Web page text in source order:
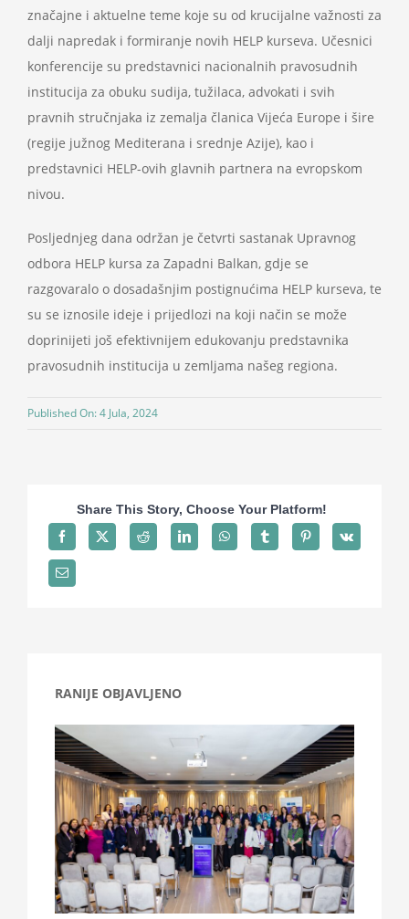
značajne i aktuelne teme koje su od krucijalne važnosti za
dalji napredak i formiranje novih HELP kurseva. Učesnici
konferencije su predstavnici nacionalnih pravosudnih
institucija za obuku sudija, tužilaca, advokati i svih
pravnih stručnjaka iz zemalja članica Vijeća Europe i šire
(regije južnog Mediterana i srednje Azije), kao i
predstavnici HELP-ovih glavnih partnera na evropskom
nivou.
Posljednjeg dana održan je četvrti sastanak Upravnog
odbora HELP kursa za Zapadni Balkan, gdje se
razgovaralo o dosadašnjim postignućima HELP kurseva, te
su se iznosile ideje i prijedlozi na koji način se može
doprinijeti još efektivnijem edukovanju predstavnika
pravosudnih institucija u zemljama našeg regiona.
Published On: 4 Jula, 2024
Share This Story, Choose Your Platform!
RANIJE OBJAVLJENO